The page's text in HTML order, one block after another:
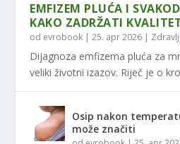
EMFIZEM PLUĆA I
KAKO ZADRŽATI
od evrobook |25. apr 2026 |
Dijagnoza emfizema pluća za
veliki životni izazov. Riječ je o
Osip nakon
može značiti